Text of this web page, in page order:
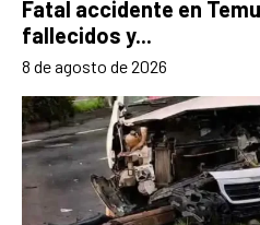
Fatal accidente en
fallecidos y...
8 de agosto de 2026